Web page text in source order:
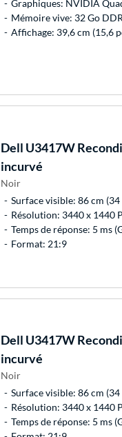
Graphiques: NVIDIA
Mémoire vive: 32 Go
Affichage: 39,6 cm (15,6
Dell U3417W
incurvé
Noir
Surface visible: 86 cm (34
Résolution: 3440 x 1440
Temps de réponse: 5 ms
Format: 21:9
Dell U3417W
incurvé
Noir
Surface visible: 86 cm (34
Résolution: 3440 x 1440
Temps de réponse: 5 ms